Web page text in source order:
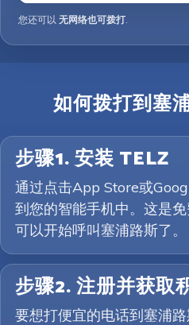
您还可以 无网络也可拨打.
如何拨打到塞
步骤1. 安装 TELZ
通过点击App Store或
到您的智能手机中。这是
可以开始呼叫塞浦路斯了。
步骤2. 注册并获取
要想打便宜的电话到塞浦